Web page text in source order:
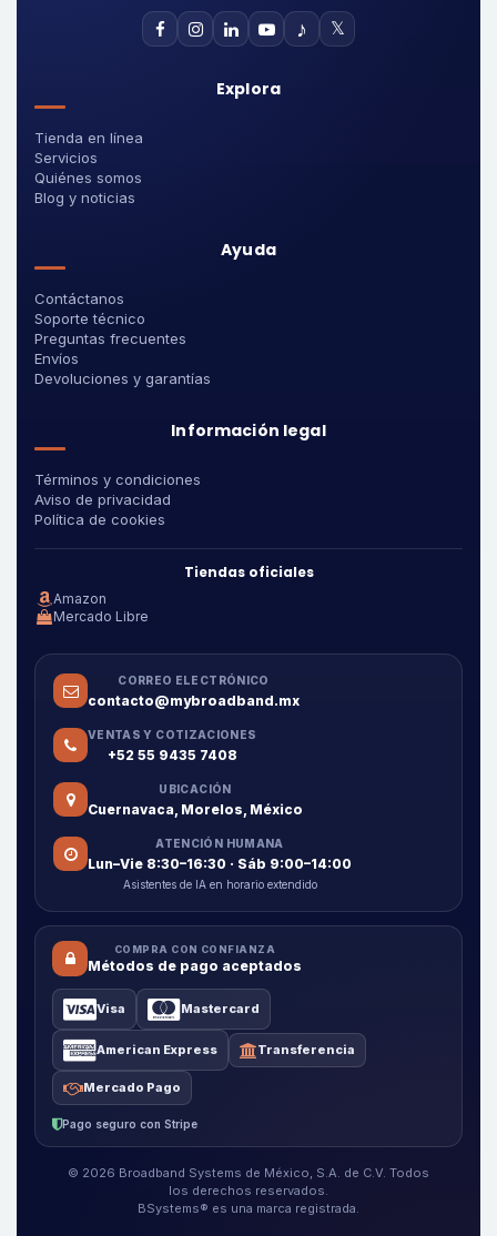
♪ 𝕏
Explora
Tienda en línea
Servicios
Quiénes somos
Blog y noticias
Ayuda
Contáctanos
Soporte técnico
Preguntas frecuentes
Envíos
Devoluciones y garantías
Información legal
Términos y condiciones
Aviso de privacidad
Política de cookies
Tiendas oficiales
Amazon
Mercado Libre
CORREO ELECTRÓNICO
contacto@mybroadband.mx
VENTAS Y COTIZACIONES
+52 55 9435 7408
UBICACIÓN
Cuernavaca, Morelos, México
ATENCIÓN HUMANA
Lun–Vie 8:30–16:30 · Sáb 9:00–14:00
Asistentes de IA en horario extendido
COMPRA CON CONFIANZA
Métodos de pago aceptados
Visa Mastercard
American Express Transferencia
Mercado Pago
Pago seguro con Stripe
© 2026 Broadband Systems de México, S.A. de C.V. Todos
los derechos reservados.
BSystems® es una marca registrada.